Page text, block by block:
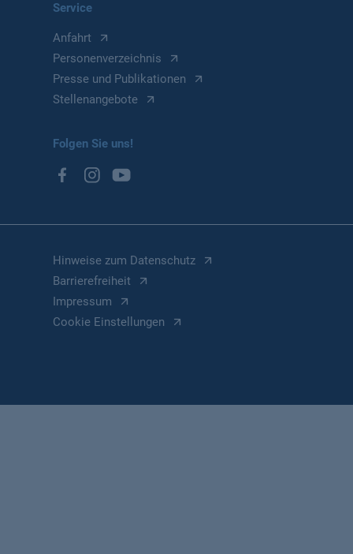
Service
Anfahrt
Personenverzeichnis
Presse und Publikationen
Stellenangebote
Folgen Sie uns!
Hinweise zum Datenschutz
Barrierefreiheit
Impressum
Cookie Einstellungen